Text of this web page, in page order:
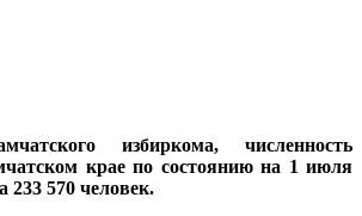
избиркома, численность
крае по состоянию на 1 июля
233 570 человек.